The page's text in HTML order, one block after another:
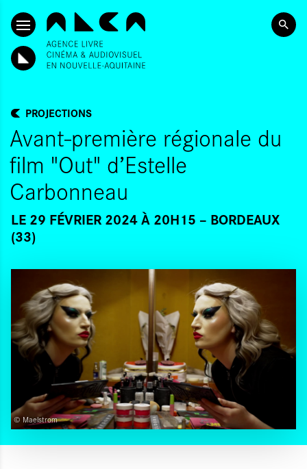
ALLER AU CONTENU PRINCIPAL
PROJECTIONS
Avant-première régionale du
film "Out" d’Estelle
Carbonneau
LE 29 FÉVRIER 2024 À 20H15
BORDEAUX
(33)
© Maelstrom